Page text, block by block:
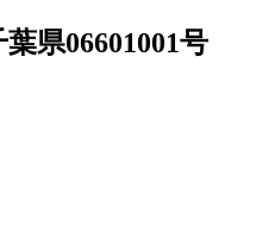
県06601001号